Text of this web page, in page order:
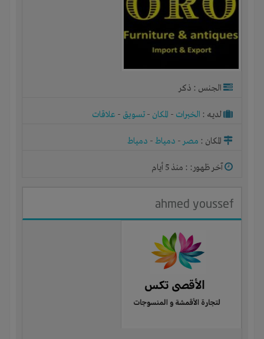
الجنس : ذكر
لديـه : الخبرات - المكان - تسويق - علاقات
المكان : مصر- دمياط- دمياط
آخر ظهور: : منذ 5 أيام
ahmed youssef